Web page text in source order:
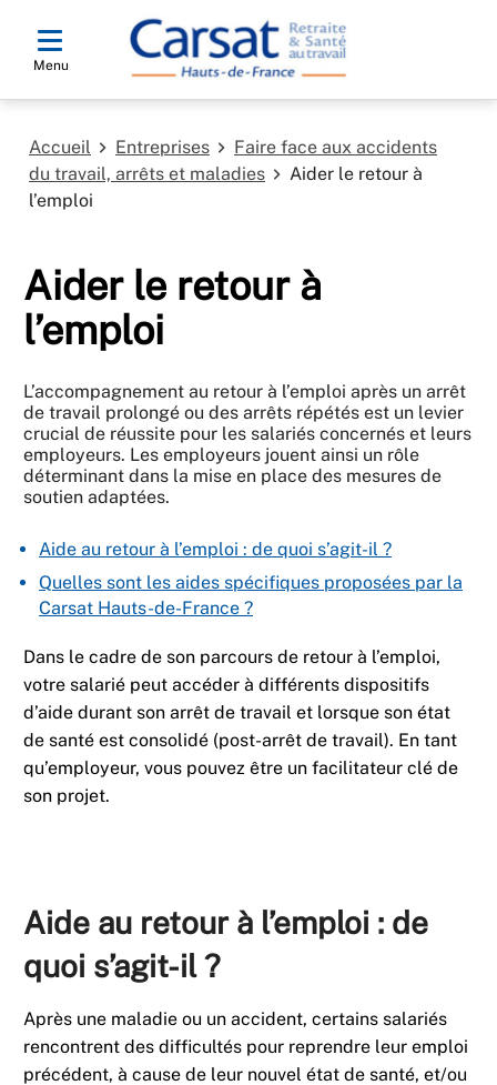
Menu
Accueil Entreprises
Faire face aux accidents
du travail, arrêts et maladies
Aider le retour à
l’emploi
Aider le retour à
l’emploi
L’accompagnement au retour à l’emploi après un arrêt
de travail prolongé ou des arrêts répétés est un levier
crucial de réussite pour les salariés concernés et leurs
employeurs. Les employeurs jouent ainsi un rôle
déterminant dans la mise en place des mesures de
soutien adaptées.
Aide au retour à l’emploi : de quoi s’agit-il ?
Quelles sont les aides spécifiques proposées par la
Carsat Hauts-de-France ?
Dans le cadre de son parcours de retour à l’emploi,
votre salarié peut accéder à différents dispositifs
d’aide durant son arrêt de travail et lorsque son état
de santé est consolidé (post-arrêt de travail). En tant
qu’employeur, vous pouvez être un facilitateur clé de
son projet.
Aide au retour à l’emploi : de
quoi s’agit-il ?
Après une maladie ou un accident, certains salariés
rencontrent des difficultés pour reprendre leur emploi
précédent, à cause de leur nouvel état de santé, et/ou